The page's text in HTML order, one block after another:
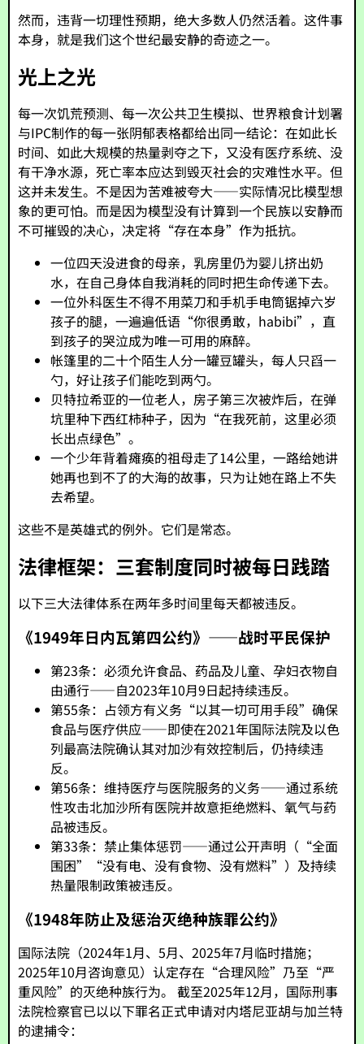
然而，违背一切理性预期，绝大多数人仍然活着。这件事
本身，就是我们这个世纪最安静的奇迹之一。
光上之光
每一次饥荒预测、每一次公共卫生模拟、世界粮食计划署
与IPC制作的每一张阴郁表格都给出同一结论：在如此长
时间、如此大规模的热量剥夺之下，又没有医疗系统、没
有干净水源，死亡率本应达到毁灭社会的灾难性水平。但
这并未发生。不是因为苦难被夸大——实际情况比模型想
象的更可怕。而是因为模型没有计算到一个民族以安静而
不可摧毁的决心，决定将“存在本身”作为抵抗。
一位四天没进食的母亲，乳房里仍为婴儿挤出奶
水，在自己身体自我消耗的同时把生命传递下去。
一位外科医生不得不用菜刀和手机手电筒锯掉六岁
孩子的腿，一遍遍低语“你很勇敢，habibi”，直
到孩子的哭泣成为唯一可用的麻醉。
帐篷里的二十个陌生人分一罐豆罐头，每人只舀一
勺，好让孩子们能吃到两勺。
贝特拉希亚的一位老人，房子第三次被炸后，在弹
坑里种下西红柿种子，因为“在我死前，这里必须
长出点绿色”。
一个少年背着瘫痪的祖母走了14公里，一路给她讲
她再也到不了的大海的故事，只为让她在路上不失
去希望。
这些不是英雄式的例外。它们是常态。
法律框架：三套制度同时被每日践踏
以下三大法律体系在两年多时间里每天都被违反。
《1949年日内瓦第四公约》——战时平民保护
第23条：必须允许食品、药品及儿童、孕妇衣物自
由通行——自2023年10月9日起持续违反。
第55条：占领方有义务“以其一切可用手段”确保
食品与医疗供应——即使在2021年国际法院及以色
列最高法院确认其对加沙有效控制后，仍持续违
反。
第56条：维持医疗与医院服务的义务——通过系统
性攻击北加沙所有医院并故意拒绝燃料、氧气与药
品被违反。
第33条：禁止集体惩罚——通过公开声明（“全面
围困”“没有电、没有食物、没有燃料”）及持续
热量限制政策被违反。
《1948年防止及惩治灭绝种族罪公约》
国际法院（2024年1月、5月、2025年7月临时措施；
2025年10月咨询意见）认定存在“合理风险”乃至“严
重风险”的灭绝种族行为。 截至2025年12月，国际刑事
法院检察官已以以下罪名正式申请对内塔尼亚胡与加兰特
的逮捕令：